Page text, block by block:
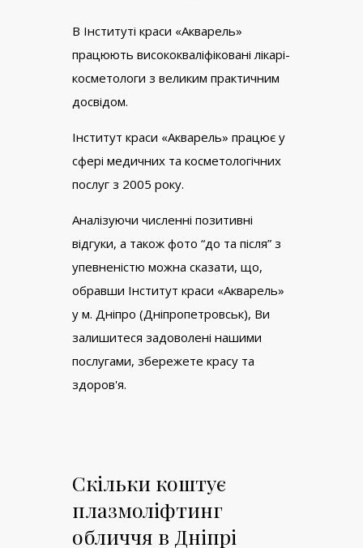
В Інституті краси «Акварель»
працюють висококваліфіковані лікарі-
косметологи з великим практичним
досвідом.
Інститут краси «Акварель» працює у
сфері медичних та косметологічних
послуг з 2005 року.
Аналізуючи численні позитивні
відгуки, а також фото “до та після” з
упевненістю можна сказати, що,
обравши Інститут краси «Акварель»
у м. Дніпро (Дніпропетровськ), Ви
залишитеся задоволені нашими
послугами, збережете красу та
здоров'я.
Скільки коштує
плазмоліфтинг
обличчя в Дніпрі